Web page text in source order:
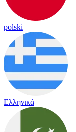
polski
Ελληνικά